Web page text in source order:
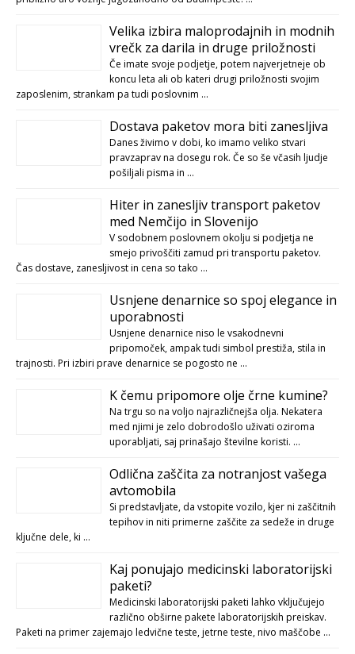
Velika izbira maloprodajnih in modnih
vrečk za darila in druge priložnosti
Če imate svoje podjetje, potem najverjetneje ob
koncu leta ali ob kateri drugi priložnosti svojim
zaposlenim, strankam pa tudi poslovnim …
Dostava paketov mora biti zanesljiva
Danes živimo v dobi, ko imamo veliko stvari
pravzaprav na dosegu rok. Če so še včasih ljudje
pošiljali pisma in …
Hiter in zanesljiv transport paketov
med Nemčijo in Slovenijo
V sodobnem poslovnem okolju si podjetja ne
smejo privoščiti zamud pri transportu paketov.
Čas dostave, zanesljivost in cena so tako …
Usnjene denarnice so spoj elegance in
uporabnosti
Usnjene denarnice niso le vsakodnevni
pripomoček, ampak tudi simbol prestiža, stila in
trajnosti. Pri izbiri prave denarnice se pogosto ne …
K čemu pripomore olje črne kumine?
Na trgu so na voljo najrazličnejša olja. Nekatera
med njimi je zelo dobrodošlo uživati oziroma
uporabljati, saj prinašajo številne koristi. …
Odlična zaščita za notranjost vašega
avtomobila
Si predstavljate, da vstopite vozilo, kjer ni zaščitnih
tepihov in niti primerne zaščite za sedeže in druge
ključne dele, ki …
Kaj ponujajo medicinski laboratorijski
paketi?
Medicinski laboratorijski paketi lahko vključujejo
različno obširne pakete laboratorijskih preiskav.
Paketi na primer zajemajo ledvične teste, jetrne teste, nivo maščobe …